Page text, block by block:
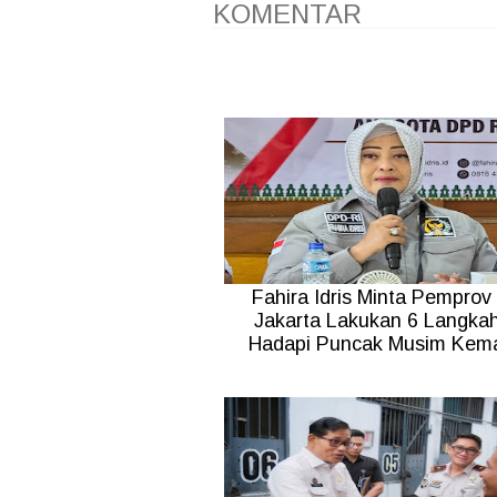
KOMENTAR
Fahira Idris Minta Pemprov
Jakarta Lakukan 6
Hadapi Puncak Musim